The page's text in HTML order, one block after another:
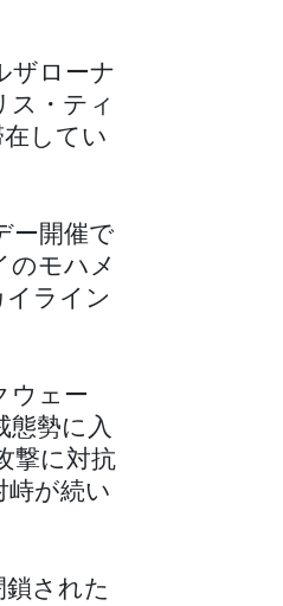
ザローナ
ス・ティ
してい
ー開催で
のモハメ
イライン
ウェー
態勢に入
撃に対抗
峙が続い
された